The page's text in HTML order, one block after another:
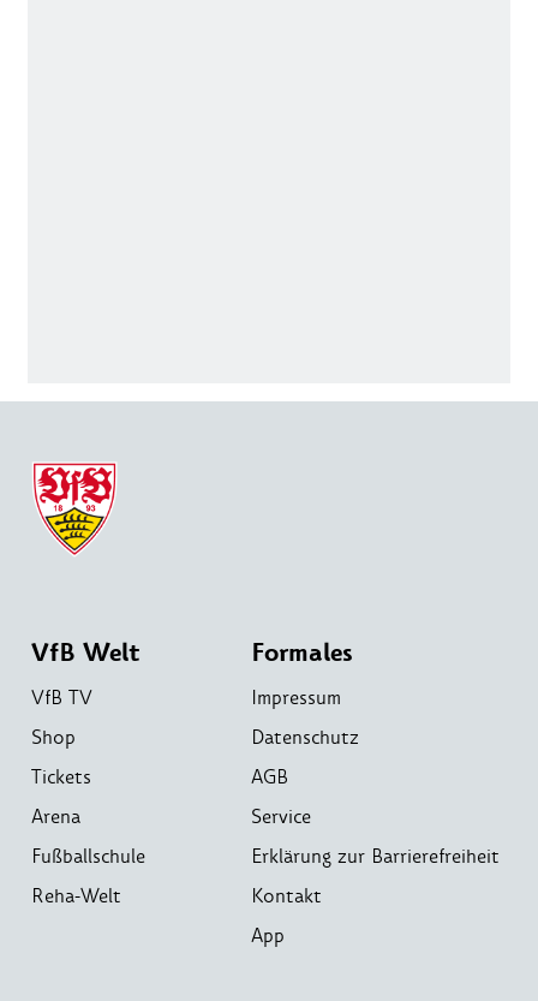
VfB Welt
VfB TV
Shop
Tickets
Arena
Fußballschule
Reha-Welt
Formales
Impressum
Datenschutz
AGB
Service
Erklärung zur Barrierefreiheit
Kontakt
App